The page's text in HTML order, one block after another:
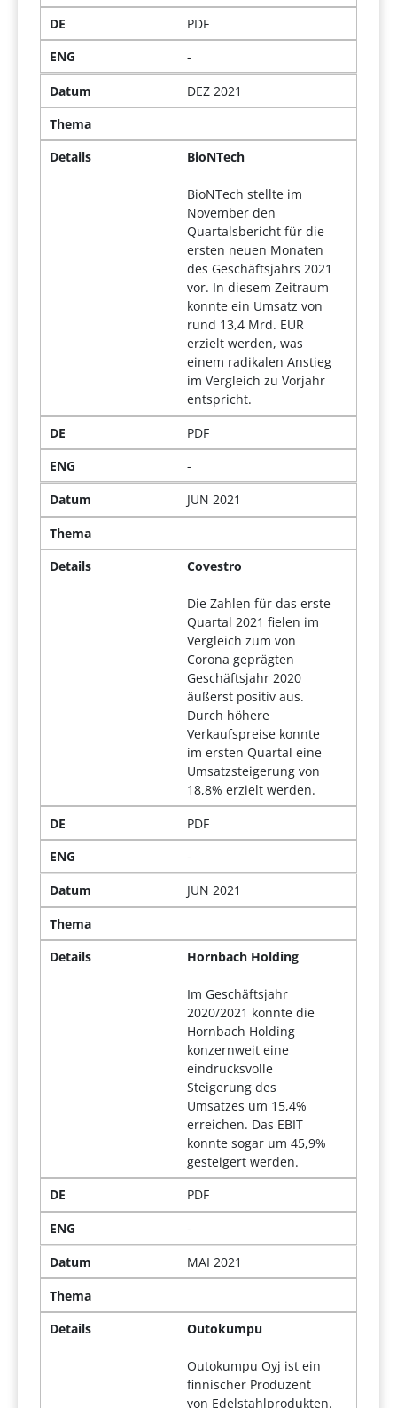
DE
PDF
ENG
-
Datum
DEZ 2021
Thema
Details
BioNTech
BioNTech stellte im
November den
Quartalsbericht für die
ersten neuen Monaten
des Geschäftsjahrs 2021
vor. In diesem Zeitraum
konnte ein Umsatz von
rund 13,4 Mrd. EUR
erzielt werden, was
einem radikalen Anstieg
im Vergleich zu Vorjahr
entspricht.
DE
PDF
ENG
-
Datum
JUN 2021
Thema
Details
Covestro
Die Zahlen für das erste
Quartal 2021 fielen im
Vergleich zum von
Corona geprägten
Geschäftsjahr 2020
äußerst positiv aus.
Durch höhere
Verkaufspreise konnte
im ersten Quartal eine
Umsatzsteigerung von
18,8% erzielt werden.
DE
PDF
ENG
-
Datum
JUN 2021
Thema
Details
Hornbach Holding
Im Geschäftsjahr
2020/2021 konnte die
Hornbach Holding
konzernweit eine
eindrucksvolle
Steigerung des
Umsatzes um 15,4%
erreichen. Das EBIT
konnte sogar um 45,9%
gesteigert werden.
DE
PDF
ENG
-
Datum
MAI 2021
Thema
Details
Outokumpu
Outokumpu Oyj ist ein
finnischer Produzent
von Edelstahlprodukten.